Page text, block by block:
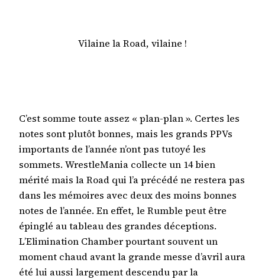
Vilaine la Road, vilaine !
C’est somme toute assez « plan-plan ». Certes les
notes sont plutôt bonnes, mais les grands PPVs
importants de l’année n’ont pas tutoyé les
sommets. WrestleMania collecte un 14 bien
mérité mais la Road qui l’a précédé ne restera pas
dans les mémoires avec deux des moins bonnes
notes de l’année. En effet, le Rumble peut être
épinglé au tableau des grandes déceptions.
L’Elimination Chamber pourtant souvent un
moment chaud avant la grande messe d’avril aura
été lui aussi largement descendu par la